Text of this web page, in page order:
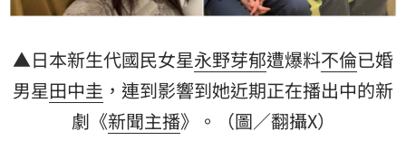
▲日本新生代國民女星永野芽郁遭爆料不倫已婚
男星田中圭 ，連到影響到她近期正在播出中的新
劇《新聞主播》。（圖／翻攝X）